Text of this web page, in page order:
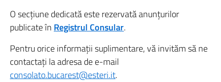
O secțiune dedicată este rezervată anunțurilor
publicate în Registrul Consular.
Pentru orice informații suplimentare, vă invităm să ne
contactați la adresa de e-mail
consolato.bucarest@esteri.it.